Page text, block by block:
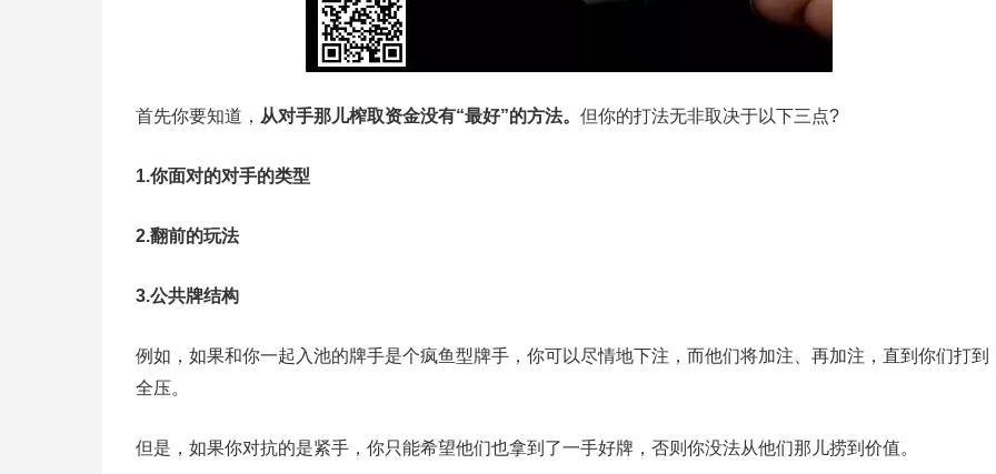
首先你要知道， 从对手那儿榨取资金没有“最好”的方法。 但你的打法无非取决于以下三点?
1.你面对的对手的类型
2.翻前的玩法
3.公共牌结构
例如，如果和你一起入池的牌手是个疯鱼型牌手，你可以尽情地下注，而他们将加注、再加注，直到你们打到
全压。
但是，如果你对抗的是紧手，你只能希望他们也拿到了一手好牌，否则你没法从他们那儿捞到价值。